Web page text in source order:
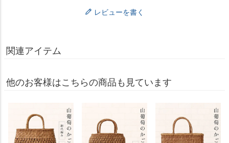
レビューを書く
関連アイテム
他のお客様はこちらの商品も見ています